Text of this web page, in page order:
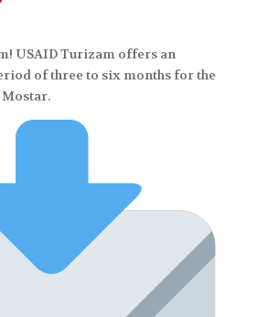
USAID Turizam offers an
of three to six months for the